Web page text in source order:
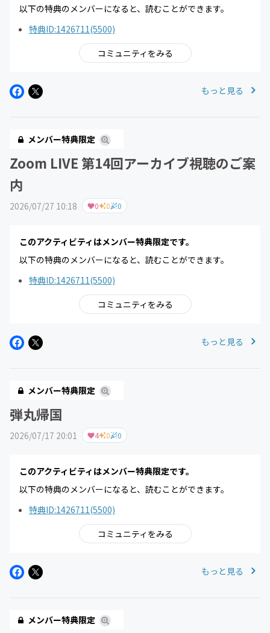
以下の特典のメンバーになると、読むことができます。
特典ID:1426711(5500)
コミュニティをみる
もっと見る
メンバー特典限定
Zoom LIVE 第14回アーカイブ視聴のご案
内
2026/07/27 10:18 0 0 0
このアクティビティはメンバー特典限定です。
以下の特典のメンバーになると、読むことができます。
特典ID:1426711(5500)
コミュニティをみる
もっと見る
メンバー特典限定
弾丸帰国
2026/07/17 20:01 4 0 0
このアクティビティはメンバー特典限定です。
以下の特典のメンバーになると、読むことができます。
特典ID:1426711(5500)
コミュニティをみる
もっと見る
メンバー特典限定